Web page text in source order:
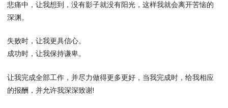
悲痛中，让我想到，没有影子就没有阳光，这样我就会离开苦恼的
深渊。
失败时，让我更具信心。
成功时，让我保持谦卑。
让我完成全部工作，并尽力做得更多更好，当我完成时，给我相应
的报酬，并允许我深深致谢!